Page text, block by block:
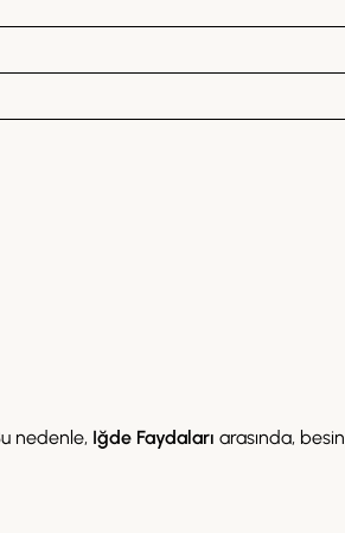
nedenle, Iğde Faydaları arasında, besin